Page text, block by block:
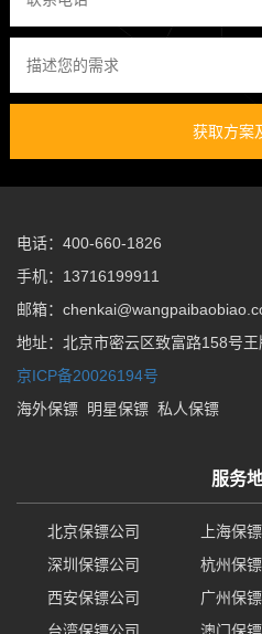
获取方案
电话：400-660-1826
手机：13716199911
邮箱：
地址：北京市密云区致富路158号
京ICP备20026194号
海外保镖
明星保镖 私人保镖
服务
北京保镖公司 上海保
深圳保镖公司
杭州保
西安保镖公司
广州保